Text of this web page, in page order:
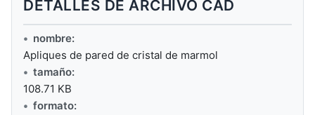
DETALLES DE ARCHIVO CAD
nombre:
Apliques de pared de cristal de marmol
tamaño:
108.71 KB
formato: